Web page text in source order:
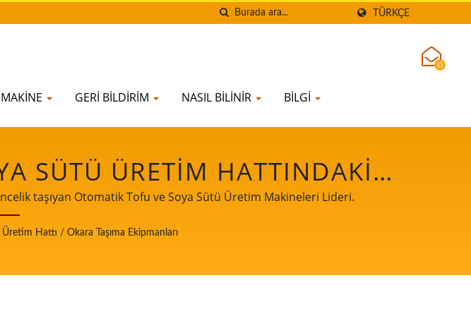
TÜRKÇE
GERI BILDIRIM NASIL BILINIR BILGI
0
SÜTÜ ÜRETIM HATTINDAKI
GÜVENLIĞINDE ÖNCELIK
SÜTÜ ÜRETIM MAKINELERI
taşıyan Otomatik Tofu ve Soya Sütü Üretim Makineleri Lideri.
Hattı / Okara Taşıma Ekipmanları